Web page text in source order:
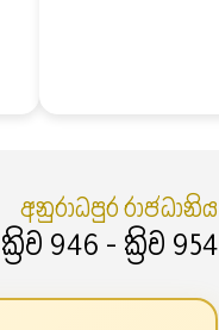
අනුරාධපුර රාජධානිය
ක්‍රිව 946 - ක්‍රිව 954